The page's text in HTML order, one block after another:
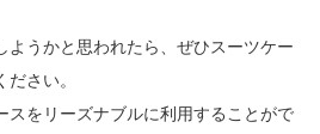
ようかと思われたら、ぜひスーツケー
さい。
スをリーズナブルに利用することがで